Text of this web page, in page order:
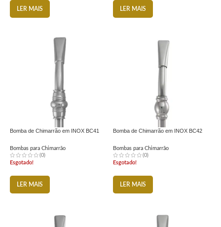
LER MAIS LER MAIS
Bomba de Chimarrão em INOX BC41
Bombas para Chimarrão
(0)
Esgotado!
LER MAIS
Bomba de Chimarrão em INOX BC42
Bombas para Chimarrão
(0)
Esgotado!
LER MAIS